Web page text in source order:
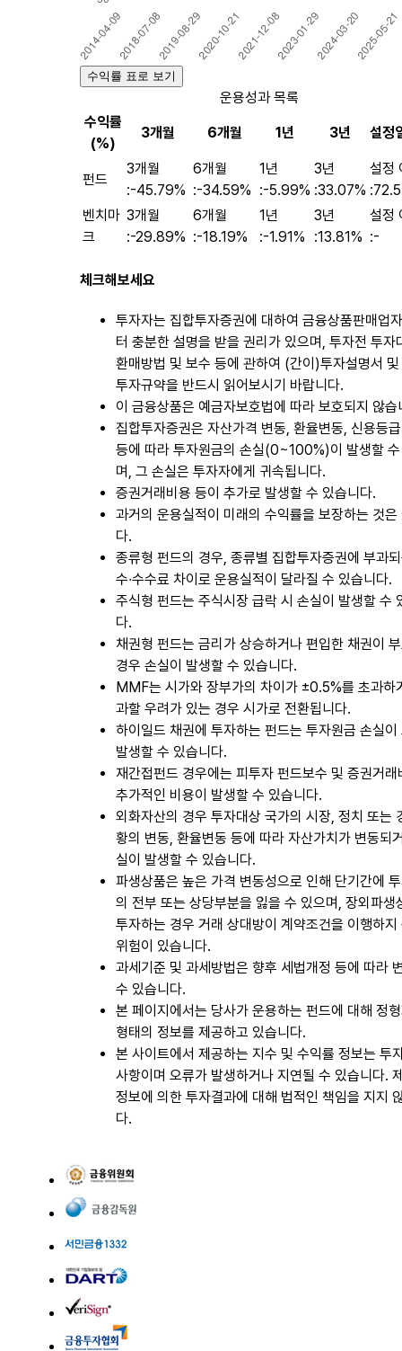
수익률 표로 보기
운용성과 목록
수익률
(%)
3개월 6개월 1년 3년 설정
펀드
3개월
:-45.79%
6개월
:-34.59%
1년
:-5.99%
3년
:33.07%
설정
:
벤치마
크
3개월
:-29.89%
6개월
:-18.19%
1년
:-1.91%
3년
:13.81%
설정
:-
체크해보세요
투자자는 집합투자증권에 대하여 금융상품판매업
터 충분한 설명을 받을 권리가 있으며, 투자전 투자
환매방법 및 보수 등에 관하여 (간이)투자설명서
투자규약을 반드시 읽어보시기 바랍니다.
이 금융상품은 예금자보호법에 따라 보호되지 않습
집합투자증권은 자산가격 변동, 환율변동, 신용등
등에 따라 투자원금의 손실(0~100%)이 발생할
며, 그 손실은 투자자에게 귀속됩니다.
증권거래비용 등이 추가로 발생할 수 있습니다.
과거의 운용실적이 미래의 수익률을 보장하는 것은
다.
종류형 펀드의 경우, 종류별 집합투자증권에 부과
수∙수수료 차이로 운용실적이 달라질 수 있습니다.
주식형 펀드는 주식시장 급락 시 손실이 발생할 수
다.
채권형 펀드는 금리가 상승하거나 편입한 채권이
경우 손실이 발생할 수 있습니다.
MMF는 시가와 장부가의 차이가 ±0.5%를 초과하
과할 우려가 있는 경우 시가로 전환됩니다.
하이일드 채권에 투자하는 펀드는 투자원금 손실이
발생할 수 있습니다.
재간접펀드 경우에는 피투자 펀드보수 및 증권거래
추가적인 비용이 발생할 수 있습니다.
외화자산의 경우 투자대상 국가의 시장, 정치 또는
황의 변동, 환율변동 등에 따라 자산가치가 변동되
실이 발생할 수 있습니다.
파생상품은 높은 가격 변동성으로 인해 단기간에
의 전부 또는 상당부분을 잃을 수 있으며, 장외파생
투자하는 경우 거래 상대방이 계약조건을 이행하지
위험이 있습니다.
과세기준 및 과세방법은 향후 세법개정 등에 따라
수 있습니다.
본 페이지에서는 당사가 운용하는 펀드에 대해 정
형태의 정보를 제공하고 있습니다.
본 사이트에서 제공하는 지수 및 수익률 정보는 투
사항이며 오류가 발생하거나 지연될 수 있습니다.
정보에 의한 투자결과에 대해 법적인 책임을 지지
다.